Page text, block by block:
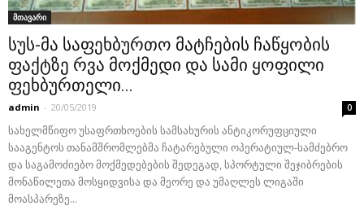
მთავარი
სუს-მა საფეხბურთო მატჩების ჩაწყობის
ფაქტზე რვა მოქმედი და სამი ყოფილი
ფეხბურთელი...
admin - 20/05/2019 0
სახელმწიფო უსაფრთხოების სამსახურის ანტიკორუფციული
სააგენტოს თანამშრომლებმა ჩატარებული ოპერატიულ-სამძებრო
და საგამოძიებო მოქმედებების შედეგად, სპორტული შეჯიბრების
მონაწილეთა მოსყიდვისა და მეორე და უმაღლეს ლიგაში
მოასპარეზე...